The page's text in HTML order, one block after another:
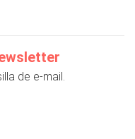
de e-mail.